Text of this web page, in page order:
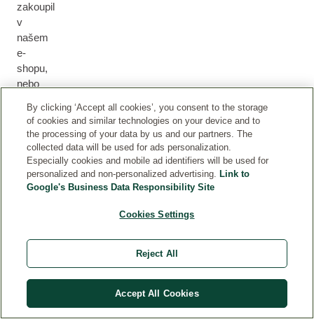
zakoupil
v
našem
e-
shopu,
nebo
jinak
ověřit,
že
produkt
obdržel,
například
produktovém
Te
By clicking ‘Accept all cookies’, you consent to the storage
of cookies and similar technologies on your device and to
the processing of your data by us and our partners. The
collected data will be used for ads personalization.
Especially cookies and mobile ad identifiers will be used for
personalized and non-personalized advertising. Link to
Google's Business Data Responsibility Site
Cookies Settings
Reject All
Accept All Cookies